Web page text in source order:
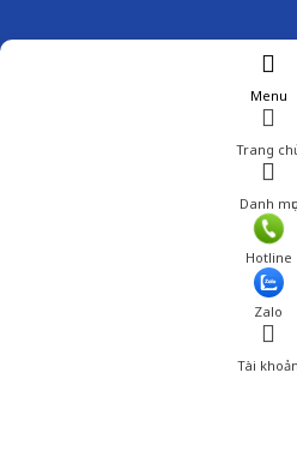
Menu
Trang
Danh mục
Hotline
Zalo
Tài khoản